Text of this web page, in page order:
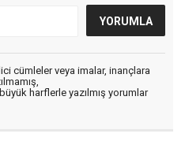
cümleler veya imalar, inançlara
harflerle yazılmış yorumlar